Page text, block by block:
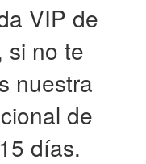
VIP de
si no te
nuestra
de
días.